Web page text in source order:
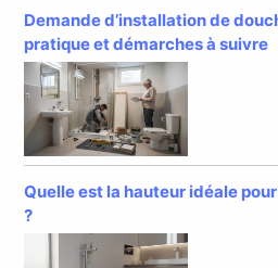
Demande d’installation de
pratique et démarches à suivre
Quelle est la hauteur idéale
?